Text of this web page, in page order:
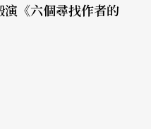
《六個尋找作者的